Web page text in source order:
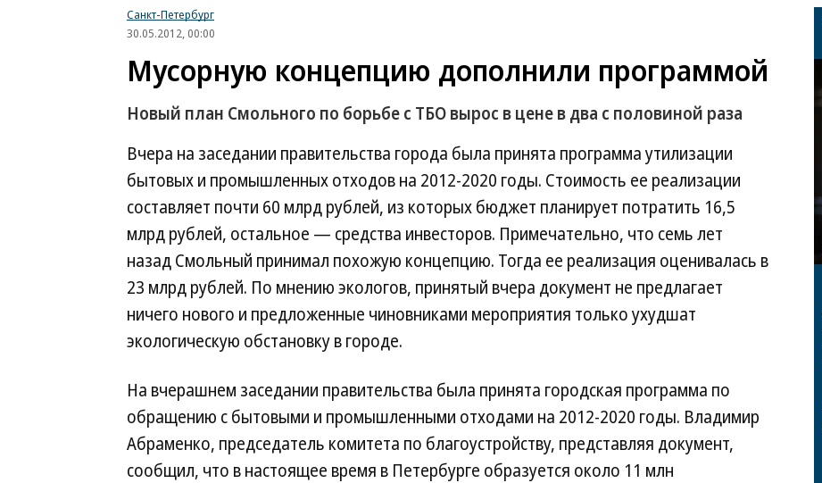
Санкт-Петербург
30.05.2012, 00:00
Мусорную концепцию дополнили программой
Новый план Смольного по борьбе с ТБО вырос в цене в два с половиной раза
Вчера на заседании правительства города была принята программа утилизации
бытовых и промышленных отходов на 2012-2020 годы. Стоимость ее реализации
составляет почти 60 млрд рублей, из которых бюджет планирует потратить 16,5
млрд рублей, остальное — средства инвесторов. Примечательно, что семь лет
назад Смольный принимал похожую концепцию. Тогда ее реализация оценивалась в
23 млрд рублей. По мнению экологов, принятый вчера документ не предлагает
ничего нового и предложенные чиновниками мероприятия только ухудшат
экологическую обстановку в городе.
На вчерашнем заседании правительства была принята городская программа по
обращению с бытовыми и промышленными отходами на 2012-2020 годы. Владимир
Абраменко, председатель комитета по благоустройству, представляя документ,
сообщил, что в настоящее время в Петербурге образуется около 11 млн